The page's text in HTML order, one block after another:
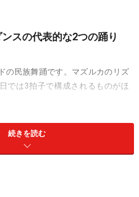
スの代表的な2つの踊り
の民族舞踊です。マズルカのリズ
では3拍子で構成されるものがほ
続きを読む